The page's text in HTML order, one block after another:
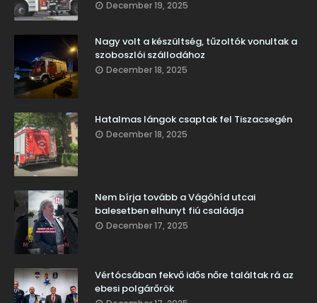
December 19, 2025
Nagy volt a készültség, tűzoltók vonultak a
szoboszlói szállodához
December 18, 2025
Hatalmas lángok csaptak fel Tiszacsegén
December 18, 2025
Nem bírja tovább a Vágóhíd utcai
balesetben elhunyt fiú családja
December 17, 2025
Vértócsában fekvő idős nőre találtak rá az
ebesi polgárőrök